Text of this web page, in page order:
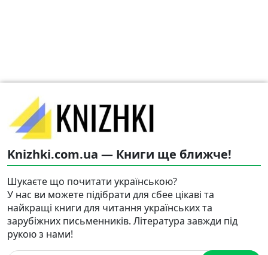
Knizhki.com.ua — Книги ще ближче!
Шукаєте що почитати українською?
У нас ви можете підібрати для сбее цікаві та
найкращі книги для читання українських та
зарубіжних письменників. Література завжди під
рукою з нами!